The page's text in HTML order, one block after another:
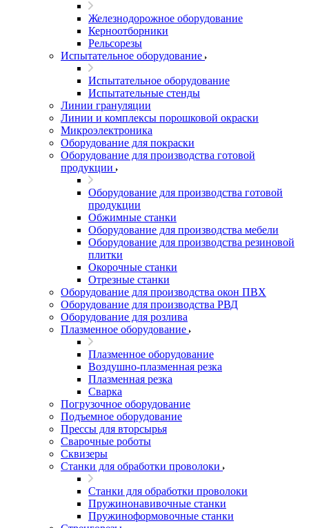
Железнодорожное оборудование
Керноотборники
Рельсорезы
Испытательное оборудование
Испытательное оборудование
Испытательные стенды
Линии грануляции
Линии и комплексы порошковой окраски
Микроэлектроника
Оборудование для покраски
Оборудование для производства готовой
продукции
Оборудование для производства готовой
продукции
Обжимные станки
Оборудование для производства мебели
Оборудование для производства резиновой
плитки
Окорочные станки
Отрезные станки
Оборудование для производства окон ПВХ
Оборудование для производства РВД
Оборудование для розлива
Плазменное оборудование
Плазменное оборудование
Воздушно-плазменная резка
Плазменная резка
Сварка
Погрузочное оборудование
Подъемное оборудование
Прессы для вторсырья
Сварочные роботы
Сквизеры
Станки для обработки проволоки
Станки для обработки проволоки
Пружинонавивочные станки
Пружиноформовочные станки